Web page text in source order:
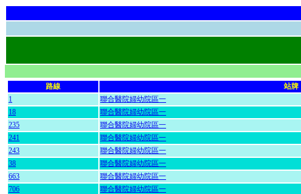
路線 站牌
1
聯合醫院婦幼院區一
18
聯合醫院婦幼院區一
235
聯合醫院婦幼院區一
241
聯合醫院婦幼院區一
243
聯合醫院婦幼院區一
38
聯合醫院婦幼院區一
663
聯合醫院婦幼院區一
706
聯合醫院婦幼院區一